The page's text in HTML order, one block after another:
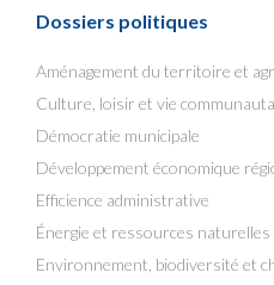
Dossiers politiques
Aménagement du territoire et
Culture, loisir et vie
Démocratie municipale
Développement économique
Efficience administrative
Énergie et ressources naturelles
Environnement, biodiversité et